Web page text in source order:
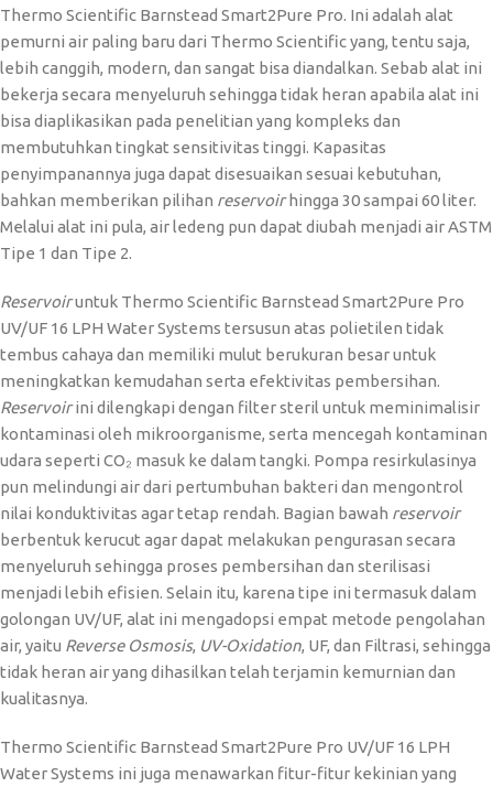
Thermo Scientific Barnstead Smart2Pure Pro. Ini adalah alat
pemurni air paling baru dari Thermo Scientific yang, tentu saja,
lebih canggih, modern, dan sangat bisa diandalkan. Sebab alat ini
bekerja secara menyeluruh sehingga tidak heran apabila alat ini
bisa diaplikasikan pada penelitian yang kompleks dan
membutuhkan tingkat sensitivitas tinggi. Kapasitas
penyimpanannya juga dapat disesuaikan sesuai kebutuhan,
bahkan memberikan pilihan reservoirhingga 30 sampai 60 liter.
Melalui alat ini pula, air ledeng pun dapat diubah menjadi air ASTM
Tipe 1 dan Tipe 2.
Reservoiruntuk Thermo Scientific Barnstead Smart2Pure Pro
UV/UF 16 LPH Water Systems tersusun atas polietilen tidak
tembus cahaya dan memiliki mulut berukuran besar untuk
meningkatkan kemudahan serta efektivitas pembersihan.
Reservoirini dilengkapi dengan filter steril untuk meminimalisir
kontaminasi oleh mikroorganisme, serta mencegah kontaminan
udara seperti CO₂ masuk ke dalam tangki. Pompa resirkulasinya
pun melindungi air dari pertumbuhan bakteri dan mengontrol
nilai konduktivitas agar tetap rendah. Bagian bawah reservoir
berbentuk kerucut agar dapat melakukan pengurasan secara
menyeluruh sehingga proses pembersihan dan sterilisasi
menjadi lebih efisien. Selain itu, karena tipe ini termasuk dalam
golongan UV/UF, alat ini mengadopsi empat metode pengolahan
air, yaitu Reverse Osmosis, UV-Oxidation, UF, dan Filtrasi, sehingga
tidak heran air yang dihasilkan telah terjamin kemurnian dan
kualitasnya.
Thermo Scientific Barnstead Smart2Pure Pro UV/UF 16 LPH
Water Systems ini juga menawarkan fitur-fitur kekinian yang